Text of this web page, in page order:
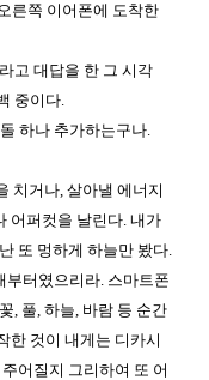
른쪽 이어폰에 도착한
라고 대답을 한 그 시각
중이다.
하나 추가하는구나.
치거나,살아낼 에너지
어퍼컷을 날린다. 내가
또 멍하게 하늘만 봤다.
부터였으리라. 스마트폰
, 풀, 하늘, 바람 등 순간
한 것이 내게는 디카시
어질지 그리하여 또 어